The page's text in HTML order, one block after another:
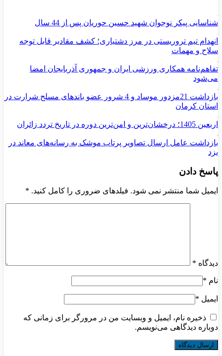
شناسایی پیکر نوجوان شهید حسین حوریان پس از 44 سال
انهدام تیم تروریستی در مرز دشتیاری؛ کشف مقادیر قابل توجه
سلاح و مهمات
تفاهم‌نامه همکاری ورزشی ایران و جمهوری آذربایجان امضا
می‌شود
بازداشت 21مزدور موساد و 4 شرور عضو باندهای مسلح شرارت در
استان کرمان
اربعین 1405؛ درخشان‌ترین و امن‌ترین دوره در تاریخ تردد زائران
بازداشت عامل ارسال تصاویر پرتاب موشک به رسانه‌های معاند در
یزد
پاسخ دادن
ایمیل شما منتشر نمی شود. فیلدهای ضروری را کامل کنید. *
دیدگاه *
نام *
ایمیل *
ذخیره نام، ایمیل و وبسایت من در مرورگر برای زمانی که
دوباره دیدگاهی می‌نویسم.